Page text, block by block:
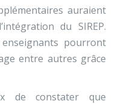
auraient
du SIREP.
pourront
entre autres grâce
de constater que